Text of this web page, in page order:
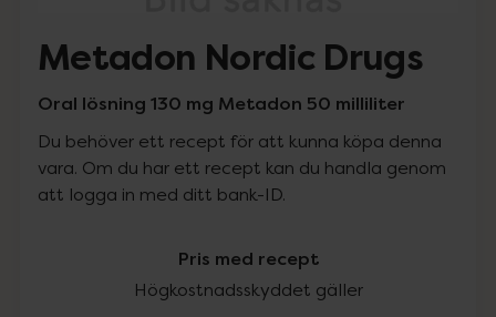
Metadon Nordic Drugs
Oral lösning 130 mg Metadon 50 milliliter
Du behöver ett recept för att kunna köpa denna
vara. Om du har ett recept kan du handla genom
att logga in med ditt bank-ID.
Pris med recept
Högkostnadsskyddet gäller